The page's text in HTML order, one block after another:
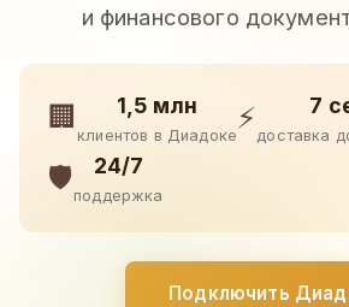
и финансового
🏢 1,5 млн
клиентов в Диадоке
⚡ 7
доставка
🛡️ 24/7
поддержка
Подключить